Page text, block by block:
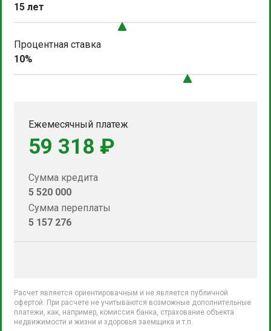
15 лет
Процентная ставка
10%
Ежемесячный платеж
59 318 ₽
Сумма кредита
5 520 000
Сумма переплаты
5 157 276
Расчет является ориентировачным и не является публичной
офертой. При расчете не учитываются возможные дополнительные
платежи, как, например, комиссия банка, страхование объекта
недвижимости и жизни и здоровья заемщика и т.п.